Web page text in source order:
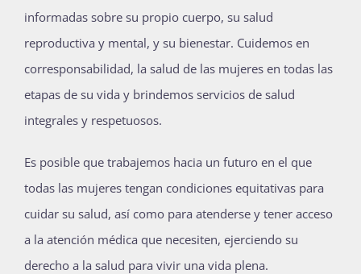
Bienvenida generación 2027-1
informadas sobre su propio cuerpo, su salud
reproductiva y mental, y su bienestar. Cuidemos en
corresponsabilidad, la salud de las mujeres en todas las
etapas de su vida y brindemos servicios de salud
integrales y respetuosos.
Es posible que trabajemos hacia un futuro en el que
todas las mujeres tengan condiciones equitativas para
cuidar su salud, así como para atenderse y tener acceso
a la atención médica que necesiten, ejerciendo su
derecho a la salud para vivir una vida plena.